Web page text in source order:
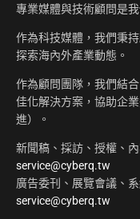
專業媒體與技術顧問是
作為科技媒體，我們秉
探索海內外產業動態。
作為顧問團隊，我們結
佳化解決方案，協助企
進）。
新聞稿、採訪、授權、
service@cyberq.tw
廣告委刊、展覽會議、
service@cyberq.tw